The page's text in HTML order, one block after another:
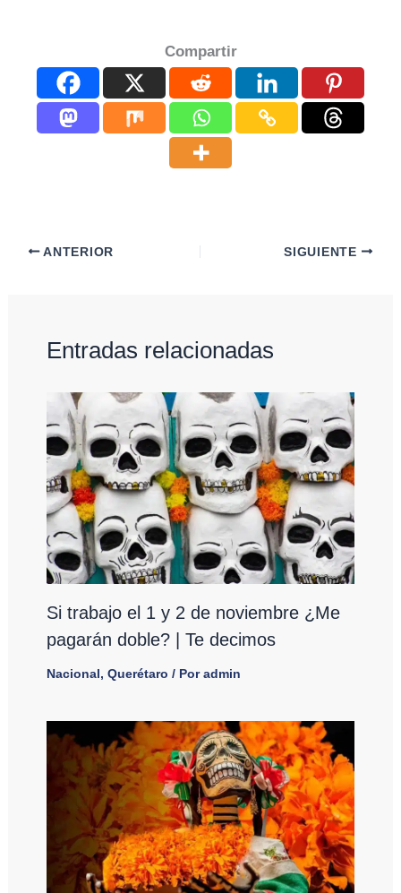
Compartir
ANTERIOR SIGUIENTE
Entradas relacionadas
Si trabajo el 1 y 2 de noviembre ¿Me
pagarán doble? | Te decimos
Nacional, Querétaro / Poradmin